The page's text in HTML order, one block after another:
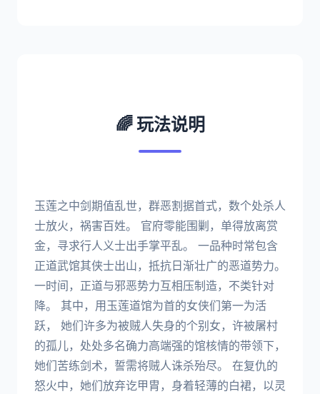
🌈 玩法说明
玉莲之中剑期值乱世，群恶割据首式，数个处杀人
士放火，祸害百姓。 官府零能围剿，单得放离赏
金，寻求行人义士出手掌平乱。 一品种时常包含
正道武馆其侠士出山，抵抗日渐壮广的恶道势力。
一时间，正道与邪恶势力互相压制造，不类针对
降。 其中，用玉莲道馆为首的女侠们第一为活
跃， 她们许多为被贼人失身的个别女，许被屠村
的孤儿，处处多名确力高端强的馆核情的带领下，
她们苦练剑术，誓需将贼人诛杀殆尽。 在复仇的
怒火中，她们放弃讫甲胄，身着轻薄的白裙，以灵